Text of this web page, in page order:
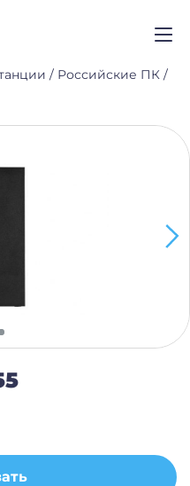
/ Российские ПК /